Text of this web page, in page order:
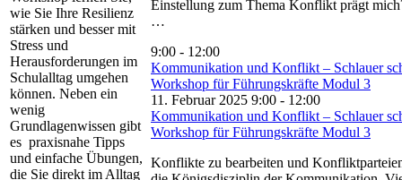
wie Sie Ihre Resilienz
stärken und besser mit
Stress und
Herausforderungen im
Schulalltag umgehen
können. Neben ein
wenig
Grundlagenwissen gibt
es praxisnahe Tipps
und einfache Übungen,
die Sie direkt im Alltag
Einstellung zum Thema Konflikt prägt
…
9:00 - 12:00
Kommunikation und Konflikt – Schlauer
Workshop für Führungskräfte Modul 3
11. Februar 2025 9:00 - 12:00
Kommunikation und Konflikt – Schlauer
Workshop für Führungskräfte Modul 3
Konflikte zu bearbeiten und